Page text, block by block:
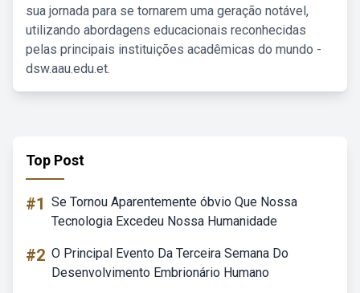
sua jornada para se tornarem uma geração notável,
utilizando abordagens educacionais reconhecidas
pelas principais instituições acadêmicas do mundo -
dsw.aau.edu.et.
Top Post
#1 Se Tornou Aparentemente óbvio Que Nossa
Tecnologia Excedeu Nossa Humanidade
#2 O Principal Evento Da Terceira Semana Do
Desenvolvimento Embrionário Humano